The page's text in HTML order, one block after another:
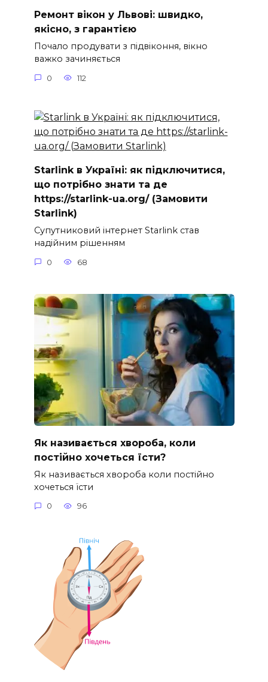
Ремонт вікон у Львові: швидко,
якісно, з гарантією
Почало продувати з підвіконня, вікно
важко зачиняється
0 112
Starlink в Україні: як підключитися,
що потрібно знати та де
https://starlink-ua.org/ (Замовити
Starlink)
Супутниковий інтернет Starlink став
надійним рішенням
0 68
Як називається хвороба, коли
постійно хочеться їсти?
Як називається хвороба коли постійно
хочеться їсти
0 96